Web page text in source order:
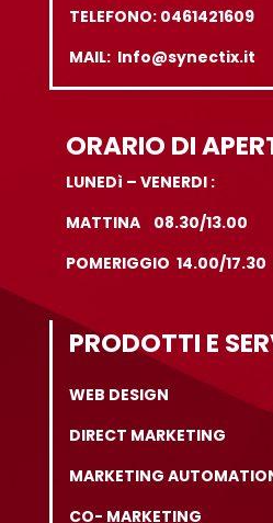
TELEFONO: 0461421609
MAIL: Info@synectix.it
ORARIO DI
LUNEDì – VENERDI :
MATTINA 08.30/13.00
POMERIGGIO 14.00/17.30
PRODOTTI E
WEB DESIGN
DIRECT MARKETING
MARKETING
CO- MARKETING